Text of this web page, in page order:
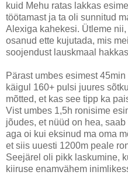
kuid Mehu ratas lakkas
töötamast ja ta oli sunnitud
Alexiga kahekesi. Ütleme
osanud ette kujutada, mis
soojendust lauskmaal
Pärast umbes esimest
käigul 160+ pulsi juures
mõtted, et kas see tipp ka
Vist umbes 1,5h ronisime
jõudes, et nüüd on hea,
aga oi kui eksinud ma oma
et siis uuesti 1200m peale
Seejärel oli pikk laskumine,
kiiruse enamvähem